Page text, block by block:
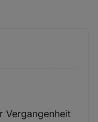
Vergangenheit